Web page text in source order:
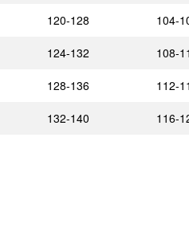
120-128 104-
124-132 108-
128-136 112-
132-140 116-